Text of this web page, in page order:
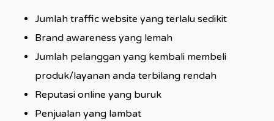
Jumlah traffic website yang terlalu sedikit
Brand awareness yang lemah
Jumlah pelanggan yang kembali membeli
produk/layanan anda terbilang rendah
Reputasi online yang buruk
Penjualan yang lambat